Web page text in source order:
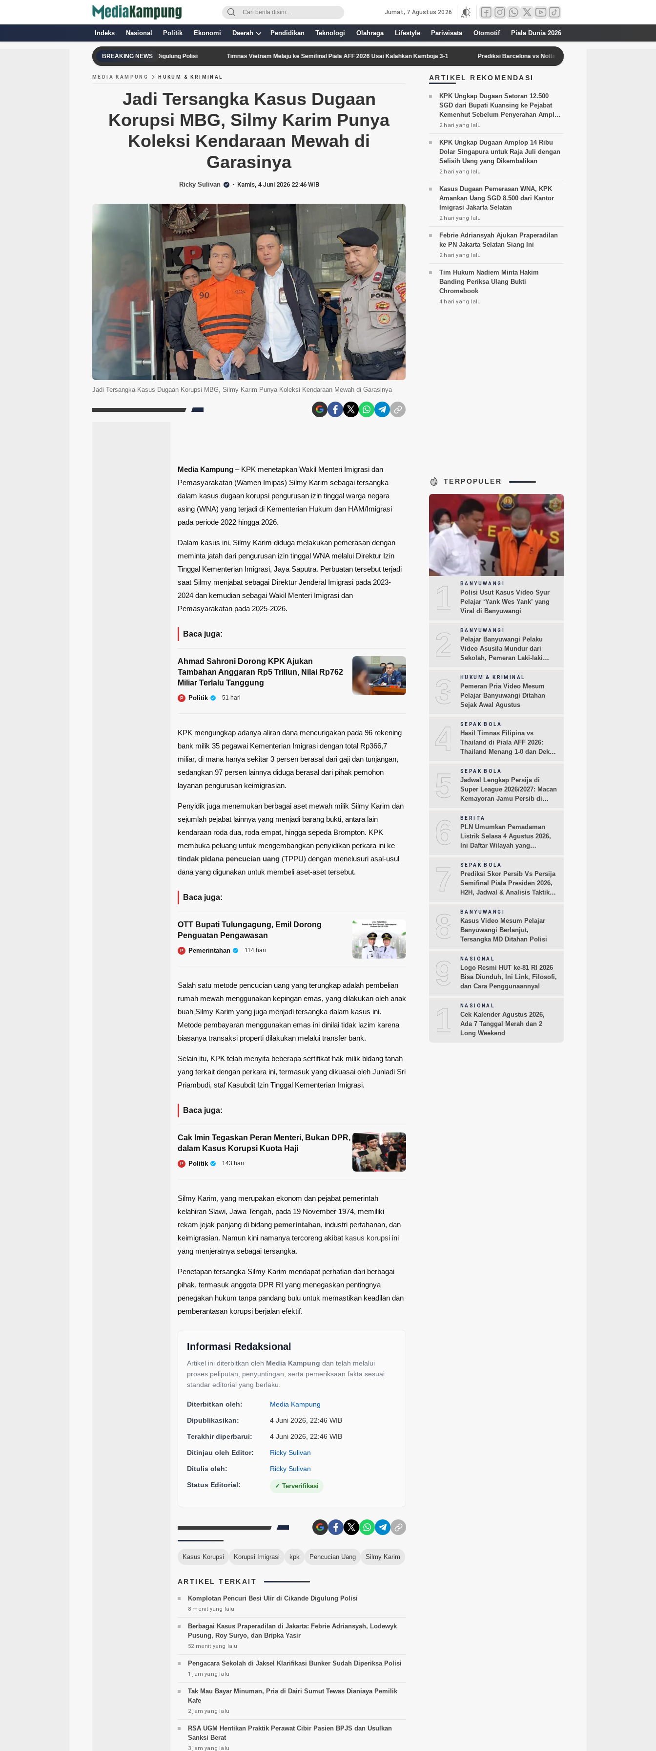
Jumat, 7 Agustus 2026
Indeks Nasional Politik Ekonomi Daerah Pendidikan Teknologi Olahraga Lifestyle Pariwisata Otomotif Piala Dunia 2026
BREAKING NEWS
Komplotan Pencuri Besi Ulir di Cikande Digulung Polisi Timnas Vietnam Melaju ke Semifinal Piala AFF 2026 Usai Kalahkan Kamboja 3-1 Prediksi Barcelona vs Nottingham Forest dan Udinese di Turnamen
MEDIA KAMPUNG HUKUM & KRIMINAL
Jadi Tersangka Kasus Dugaan
Korupsi MBG, Silmy Karim Punya
Koleksi Kendaraan Mewah di
Garasinya
Ricky Sulivan Kamis, 4 Juni 2026 22:46 WIB
Jadi Tersangka Kasus Dugaan Korupsi MBG, Silmy Karim Punya Koleksi Kendaraan Mewah di Garasinya
Media Kampung – KPK menetapkan Wakil Menteri Imigrasi dan
Pemasyarakatan (Wamen Imipas) Silmy Karim sebagai tersangka
dalam kasus dugaan korupsi pengurusan izin tinggal warga negara
asing (WNA) yang terjadi di Kementerian Hukum dan HAM/Imigrasi
pada periode 2022 hingga 2026.
Dalam kasus ini, Silmy Karim diduga melakukan pemerasan dengan
meminta jatah dari pengurusan izin tinggal WNA melalui Direktur Izin
Tinggal Kementerian Imigrasi, Jaya Saputra. Perbuatan tersebut terjadi
saat Silmy menjabat sebagai Direktur Jenderal Imigrasi pada 2023-
2024 dan kemudian sebagai Wakil Menteri Imigrasi dan
Pemasyarakatan pada 2025-2026.
Baca juga:
Ahmad Sahroni Dorong KPK Ajukan
Tambahan Anggaran Rp5 Triliun, Nilai Rp762
Miliar Terlalu Tanggung
P Politik 51 hari
KPK mengungkap adanya aliran dana mencurigakan pada 96 rekening
bank milik 35 pegawai Kementerian Imigrasi dengan total Rp366,7
miliar, di mana hanya sekitar 3 persen berasal dari gaji dan tunjangan,
sedangkan 97 persen lainnya diduga berasal dari pihak pemohon
layanan pengurusan keimigrasian.
Penyidik juga menemukan berbagai aset mewah milik Silmy Karim dan
sejumlah pejabat lainnya yang menjadi barang bukti, antara lain
kendaraan roda dua, roda empat, hingga sepeda Brompton. KPK
membuka peluang untuk mengembangkan penyidikan perkara ini ke
tindak pidana pencucian uang (TPPU) dengan menelusuri asal-usul
dana yang digunakan untuk membeli aset-aset tersebut.
Baca juga:
OTT Bupati Tulungagung, Emil Dorong
Penguatan Pengawasan
P Pemerintahan 114 hari
Salah satu metode pencucian uang yang terungkap adalah pembelian
rumah mewah menggunakan kepingan emas, yang dilakukan oleh anak
buah Silmy Karim yang juga menjadi tersangka dalam kasus ini.
Metode pembayaran menggunakan emas ini dinilai tidak lazim karena
biasanya transaksi properti dilakukan melalui transfer bank.
Selain itu, KPK telah menyita beberapa sertifikat hak milik bidang tanah
yang terkait dengan perkara ini, termasuk yang dikuasai oleh Juniadi Sri
Priambudi, staf Kasubdit Izin Tinggal Kementerian Imigrasi.
Baca juga:
Cak Imin Tegaskan Peran Menteri, Bukan DPR,
dalam Kasus Korupsi Kuota Haji
P Politik 143 hari
Silmy Karim, yang merupakan ekonom dan pejabat pemerintah
kelahiran Slawi, Jawa Tengah, pada 19 November 1974, memiliki
rekam jejak panjang di bidang pemerintahan, industri pertahanan, dan
keimigrasian. Namun kini namanya tercoreng akibat kasus korupsi ini
yang menjeratnya sebagai tersangka.
Penetapan tersangka Silmy Karim mendapat perhatian dari berbagai
pihak, termasuk anggota DPR RI yang menegaskan pentingnya
penegakan hukum tanpa pandang bulu untuk memastikan keadilan dan
pemberantasan korupsi berjalan efektif.
Informasi Redaksional
Artikel ini diterbitkan oleh Media Kampung dan telah melalui
proses peliputan, penyuntingan, serta pemeriksaan fakta sesuai
standar editorial yang berlaku.
Diterbitkan oleh: Media Kampung
Dipublikasikan: 4 Juni 2026, 22:46 WIB
Terakhir diperbarui: 4 Juni 2026, 22:46 WIB
Ditinjau oleh Editor: Ricky Sulivan
Ditulis oleh: Ricky Sulivan
Status Editorial: ✓ Terverifikasi
Kasus Korupsi Korupsi Imigrasi kpk Pencucian Uang Silmy Karim
ARTIKEL TERKAIT
Komplotan Pencuri Besi Ulir di Cikande Digulung Polisi
8 menit yang lalu
Berbagai Kasus Praperadilan di Jakarta: Febrie Adriansyah, Lodewyk
Pusung, Roy Suryo, dan Bripka Yasir
52 menit yang lalu
Pengacara Sekolah di Jaksel Klarifikasi Bunker Sudah Diperiksa Polisi
1 jam yang lalu
Tak Mau Bayar Minuman, Pria di Dairi Sumut Tewas Dianiaya Pemilik
Kafe
2 jam yang lalu
RSA UGM Hentikan Praktik Perawat Cibir Pasien BPJS dan Usulkan
Sanksi Berat
3 jam yang lalu
ARTIKEL REKOMENDASI
KPK Ungkap Dugaan Setoran 12.500
SGD dari Bupati Kuansing ke Pejabat
Kemenhut Sebelum Penyerahan Amplop
Menhut
2 hari yang lalu
KPK Ungkap Dugaan Amplop 14 Ribu
Dolar Singapura untuk Raja Juli dengan
Selisih Uang yang Dikembalikan
2 hari yang lalu
Kasus Dugaan Pemerasan WNA, KPK
Amankan Uang SGD 8.500 dari Kantor
Imigrasi Jakarta Selatan
2 hari yang lalu
Febrie Adriansyah Ajukan Praperadilan
ke PN Jakarta Selatan Siang Ini
2 hari yang lalu
Tim Hukum Nadiem Minta Hakim
Banding Periksa Ulang Bukti
Chromebook
4 hari yang lalu
TERPOPULER
1 BANYUWANGI
Polisi Usut Kasus Video Syur
Pelajar ‘Yank Wes Yank’ yang
Viral di Banyuwangi
2 BANYUWANGI
Pelajar Banyuwangi Pelaku
Video Asusila Mundur dari
Sekolah, Pemeran Laki-laki
3 HUKUM & KRIMINAL
Pemeran Pria Video Mesum
Pelajar Banyuwangi Ditahan
Sejak Awal Agustus
4 SEPAK BOLA
Hasil Timnas Filipina vs
Thailand di Piala AFF 2026:
Thailand Menang 1-0 dan Dekati
5 SEPAK BOLA
Jadwal Lengkap Persija di
Super League 2026/2027: Macan
Kemayoran Jamu Persib di
6 BERITA
PLN Umumkan Pemadaman
Listrik Selasa 4 Agustus 2026,
Ini Daftar Wilayah yang
7 SEPAK BOLA
Prediksi Skor Persib Vs Persija
Semifinal Piala Presiden 2026,
H2H, Jadwal & Analisis Taktik
8 BANYUWANGI
Kasus Video Mesum Pelajar
Banyuwangi Berlanjut,
Tersangka MD Ditahan Polisi
9 NASIONAL
Logo Resmi HUT ke-81 RI 2026
Bisa Diunduh, Ini Link, Filosofi,
dan Cara Penggunaannya!
10NASIONAL
Cek Kalender Agustus 2026,
Ada 7 Tanggal Merah dan 2
Long Weekend